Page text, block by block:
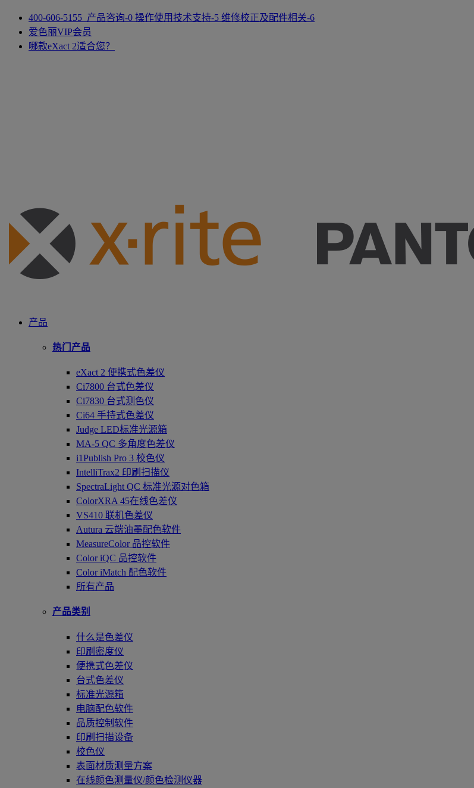
400-606-5155 产品咨询-0 操作使用技术支持-5 维修校正及配件相关-6
爱色丽VIP会员
哪款eXact 2适合您？
产品
热门产品
eXact 2 便携式色差仪
Ci7800 台式色差仪
Ci7830 台式测色仪
Ci64 手持式色差仪
Judge LED标准光源箱
MA-5 QC 多角度色差仪
i1Publish Pro 3 校色仪
IntelliTrax2 印刷扫描仪
SpectraLight QC 标准光源对色箱
ColorXRA 45在线色差仪
VS410 联机色差仪
Autura 云端油墨配色软件
MeasureColor 品控软件
Color iQC 品控软件
Color iMatch 配色软件
所有产品
产品类别
什么是色差仪
印刷密度仪
便携式色差仪
台式色差仪
标准光源箱
电脑配色软件
品质控制软件
印刷扫描设备
校色仪
表面材质测量方案
在线颜色测量仪/颜色检测仪器